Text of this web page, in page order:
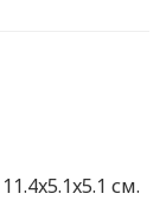
11.4x5.1x5.1 см.